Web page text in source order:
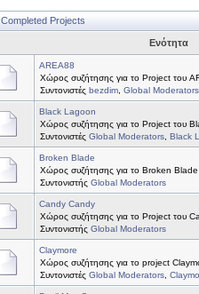
Completed Projects
Ενότητα
AREA88
Χώρος συζήτησης για το Project του
Συντονιστές bezdim Global Moderators
Black Lagoon
Χώρος συζήτησης για το Project του
Συντονιστές Global Moderators Black
Broken Blade
Χώρος συζήτησης για το Broken Blade
Συντονιστής Global Moderators
Candy Candy
Χώρος συζήτησης για το Project του
Συντονιστής Global Moderators
Claymore
Χώρος συζήτησης για το project
Συντονιστές Global Moderators